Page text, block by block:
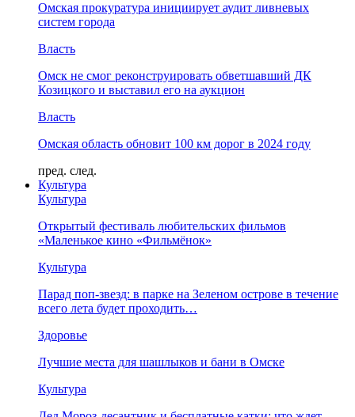
Омская прокуратура инициирует аудит ливневых
систем города
Власть
Омск не смог реконструировать обветшавший ДК
Козицкого и выставил его на аукцион
Власть
Омская область обновит 100 км дорог в 2024 году
пред. след.
Культура
Культура
Открытый фестиваль любительских фильмов
«Маленькое кино «Фильмёнок»
Культура
Парад поп-звезд: в парке на Зеленом острове в течение
всего лета будет проходить…
Здоровье
Лучшие места для шашлыков и бани в Омске
Культура